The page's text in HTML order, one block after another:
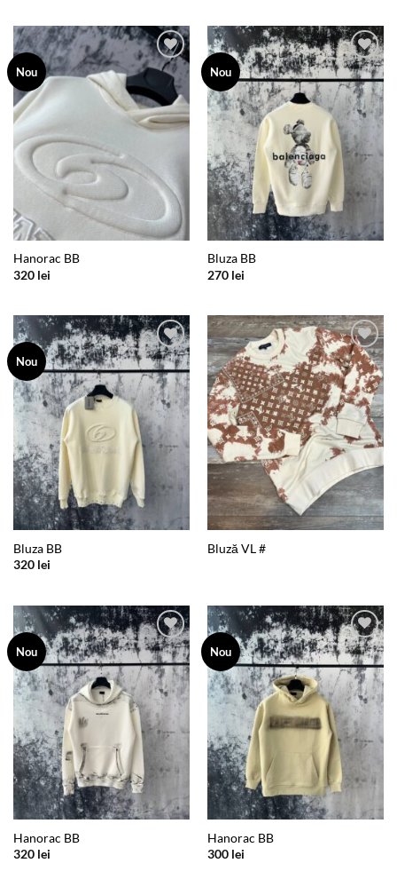
Nou
Add to
wishlist
Hanorac BB
320 lei
Nou
Add to
wishlist
Bluza BB
270 lei
Nou
Add to
wishlist
Bluza BB
320 lei
Add to
wishlist
Bluză VL #
Nou
Add to
wishlist
Hanorac BB
320 lei
Nou
Add to
wishlist
Hanorac BB
300 lei